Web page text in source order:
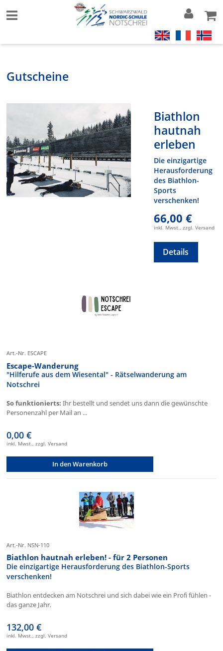
Gutscheine
Biathlon
hautnah
erleben
Die einzigartige
Herausforderung
des Biathlon-
Sports
verschenken!
66,00 €
inkl. Mwst., zzgl. Versand
Details
Art.-Nr. ESCAPE
Escape-Wanderung
"Hilferufe aus dem Wiesental" - Rätselwanderung am
Notschrei
So funktionierts: Ihr bestellt und sendet uns dann die gewünschte
Personenzahl per Mail an ...
0,00 €
inkl. Mwst., zzgl. Versand
In den Warenkorb
Art.-Nr. NSN-110
Biathlon hautnah erleben! - für 2 Personen
Die einzigartige Herausforderung des Biathlon-Sports
verschenken!
Biathlon entdecken am Notschrei und sich dabei wie ein Profi fühlen -
das ganze Jahr.
132,00 €
inkl. Mwst., zzgl. Versand